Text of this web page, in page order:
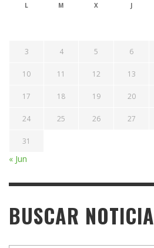
L M X J
3 4 5 6
10 11 12 13
17 18 19 20
24 25 26 27
31
« Jun
BUSCAR NOTICIA